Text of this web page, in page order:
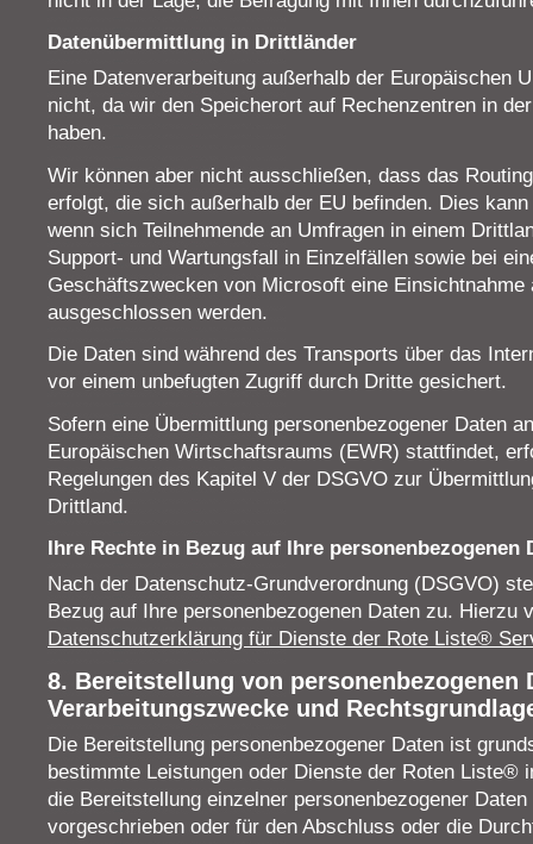
Datenübermittlung in Drittländer
Eine Datenverarbeitung außerhalb der Europäischen
nicht, da wir den Speicherort auf Rechenzentren in
haben.
Wir können aber nicht ausschließen, dass das
erfolgt, die sich außerhalb der EU befinden. Dies
wenn sich Teilnehmende an Umfragen in einem
Support- und Wartungsfall in Einzelfällen sowie bei
Geschäftszwecken von Microsoft eine
ausgeschlossen werden.
Die Daten sind während des Transports über das
vor einem unbefugten Zugriff durch Dritte gesichert.
Sofern eine Übermittlung personenbezogener Daten
Europäischen Wirtschaftsraums (EWR) stattfindet,
Regelungen des Kapitel V der DSGVO zur
Drittland.
Ihre Rechte in Bezug auf Ihre personenbezogenen
Nach der Datenschutz-Grundverordnung (DSGVO)
Bezug auf Ihre personenbezogenen Daten zu. Hierzu
Datenschutzerklärung für Dienste der Rote Liste®
8. Bereitstellung von personenbezogenen
Verarbeitungszwecke und
Die Bereitstellung personenbezogener Daten ist
bestimmte Leistungen oder Dienste der Roten Liste®
die Bereitstellung einzelner personenbezogener
vorgeschrieben oder für den Abschluss oder die